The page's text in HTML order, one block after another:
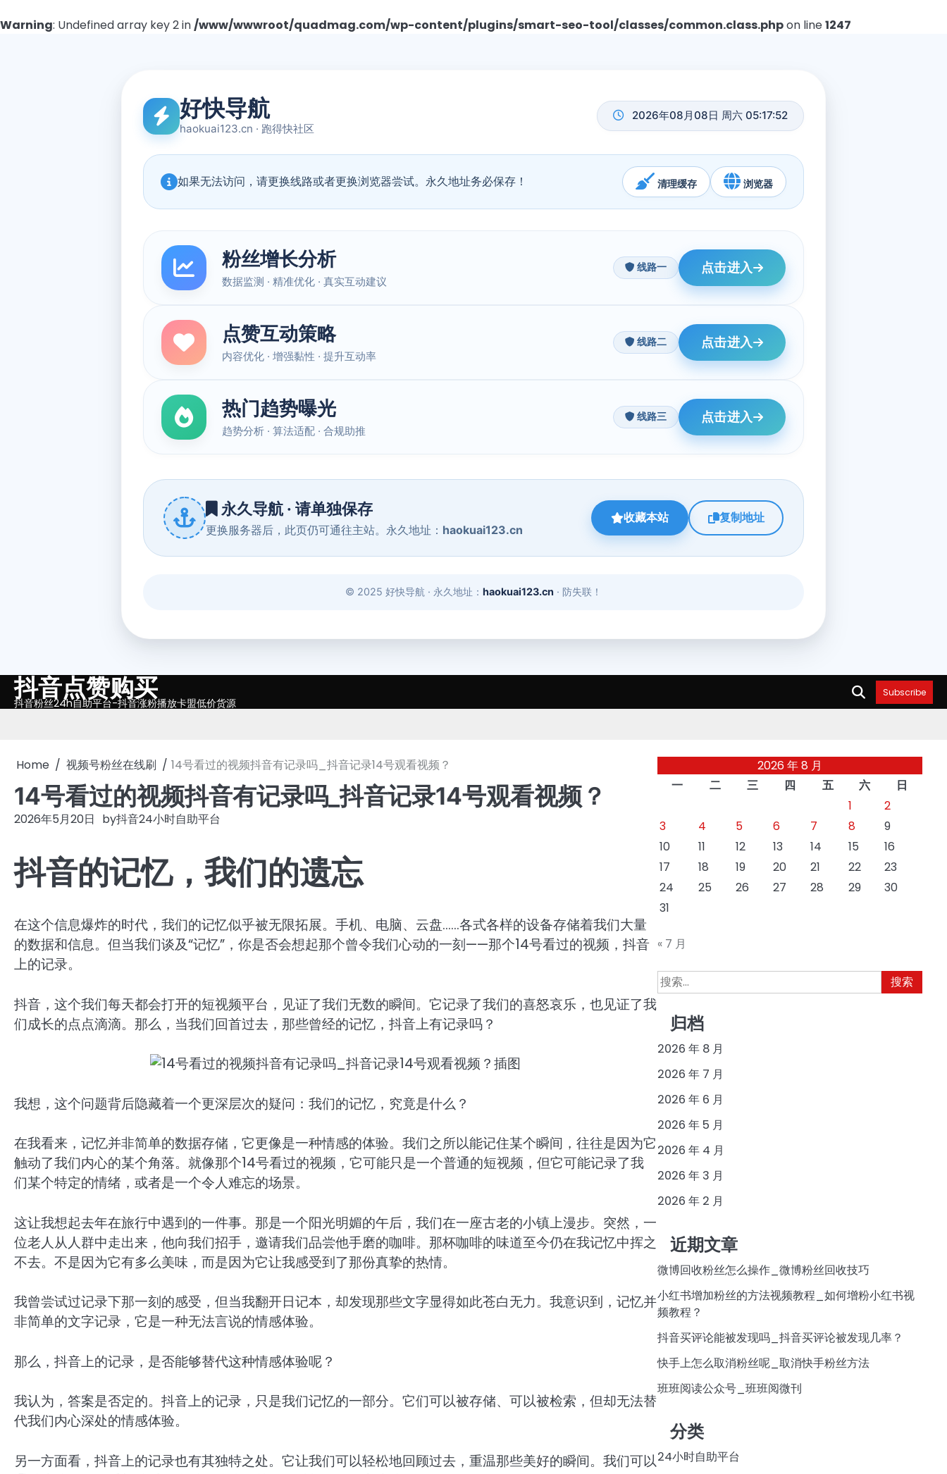
Warning: Undefined array key 2 in/www/wwwroot/quadmag.com/wp-content/plugins/smart-seo-tool/classes/common.class.phpon line1247
Skip抖音点赞购买
抖音粉丝24h自助平台-抖音涨粉播放卡盟低价货源
Subscribe
Home 视频号粉丝在线刷 14号看过的视频抖音有记录吗_抖音记录14号观看视频？
14号看过的视频抖音有记录吗_抖音记录14号观看视频？
2026年5月20日 by抖音24小时自助平台
抖音的记忆，我们的遗忘
在这个信息爆炸的时代，我们的记忆似乎被无限拓展。手机、电脑、云盘……各式各样的设备存储着我们大量
的数据和信息。但当我们谈及“记忆”，你是否会想起那个曾令我们心动的一刻——那个14号看过的视频，抖音
上的记录。
抖音，这个我们每天都会打开的短视频平台，见证了我们无数的瞬间。它记录了我们的喜怒哀乐，也见证了我
们成长的点点滴滴。那么，当我们回首过去，那些曾经的记忆，抖音上有记录吗？
我想，这个问题背后隐藏着一个更深层次的疑问：我们的记忆，究竟是什么？
在我看来，记忆并非简单的数据存储，它更像是一种情感的体验。我们之所以能记住某个瞬间，往往是因为它
触动了我们内心的某个角落。就像那个14号看过的视频，它可能只是一个普通的短视频，但它可能记录了我
们某个特定的情绪，或者是一个令人难忘的场景。
这让我想起去年在旅行中遇到的一件事。那是一个阳光明媚的午后，我们在一座古老的小镇上漫步。突然，一
位老人从人群中走出来，他向我们招手，邀请我们品尝他手磨的咖啡。那杯咖啡的味道至今仍在我记忆中挥之
不去。不是因为它有多么美味，而是因为它让我感受到了那份真挚的热情。
我曾尝试过记录下那一刻的感受，但当我翻开日记本，却发现那些文字显得如此苍白无力。我意识到，记忆并
非简单的文字记录，它是一种无法言说的情感体验。
那么，抖音上的记录，是否能够替代这种情感体验呢？
我认为，答案是否定的。抖音上的记录，只是我们记忆的一部分。它们可以被存储、可以被检索，但却无法替
代我们内心深处的情感体验。
另一方面看，抖音上的记录也有其独特之处。它让我们可以轻松地回顾过去，重温那些美好的瞬间。我们可以
2026 年 8 月
一
二 三 四 五 六
日
1
2
3
4 5 6 7 8
9
10
11 12 13 14 15
16
17
18 19 20 21 22
23
24
25 26 27 28 29
30
31
« 7 月
搜
索：
归档
2026 年 8 月
2026 年 7 月
2026 年 6 月
2026 年 5 月
2026 年 4 月
2026 年 3 月
2026 年 2 月
近期文章
微博回收粉丝怎么操作_微博粉丝回收技巧
小红书增加粉丝的方法视频教程_如何增粉小红书视
频教程？
抖音买评论能被发现吗_抖音买评论被发现几率？
快手上怎么取消粉丝呢_取消快手粉丝方法
班班阅读公众号_班班阅微刊
分类
24小时自助平台